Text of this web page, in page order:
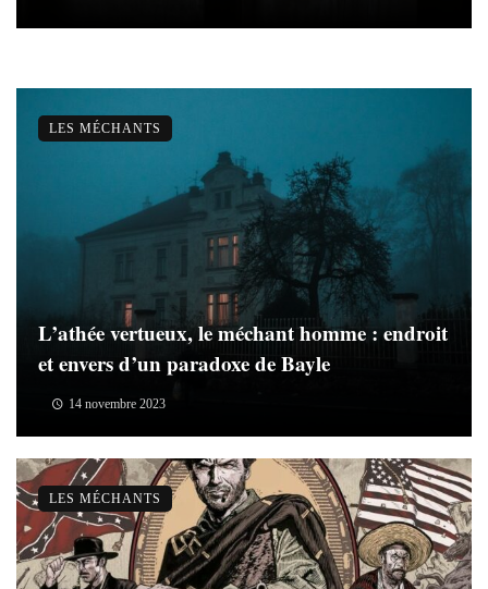
L’athée vertueux, le méchant homme : endroit
et envers d’un paradoxe de Bayle
14 novembre 2023
LES MÉCHANTS
LES MÉCHANTS